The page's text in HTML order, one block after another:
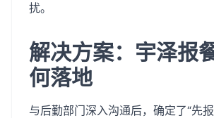
扰。
解决方案：宇泽报
何落地
与后勤部门深入沟通后，确定了“先报